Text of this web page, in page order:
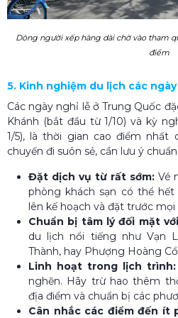
Dòng người xếp hàng dài chờ vào tham
điểm
5. Kinh nghiệm du lịch các
Các ngày nghỉ lễ ở Trung Quốc
Khánh (bắt đầu từ 1/10) và kỳ
1/5), là thời gian cao điểm
chuyến đi suôn sẻ, cần lưu ý
Đặt dịch vụ từ rất sớm:Vé
phòng khách sạn có thể
lên kế hoạch và đặt trước
Chuẩn bị tâm lý đối mặt
du lịch nổi tiếng như Vạn
Thành, hay Phượng Hoàng
Linh hoạt trong lịch trình:
nghẽn. Hãy trừ hao thêm
địa điểm và chuẩn bị các
Cân nhắc các điểm đến ít